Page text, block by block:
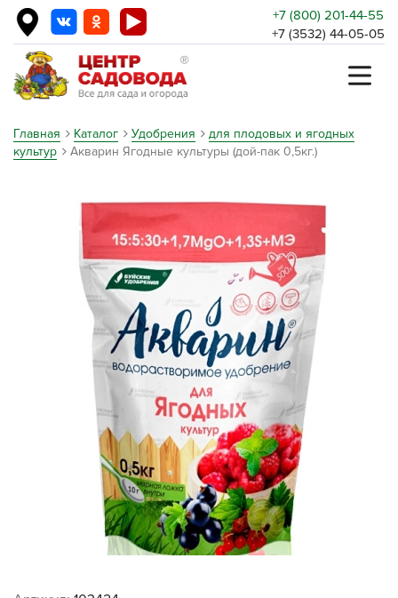
+7 (800) 201-44-55
+7 (3532) 44-05-05
Главная Каталог Удобрения
для плодовых и ягодных
культур
Акварин Ягодные культуры (дой-пак 0,5кг.)